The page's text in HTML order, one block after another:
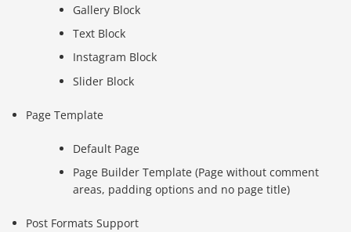
Gallery Block
Text Block
Instagram Block
Slider Block
Page Template
Default Page
Page Builder Template (Page without comment
areas, padding options and no page title)
Post Formats Support